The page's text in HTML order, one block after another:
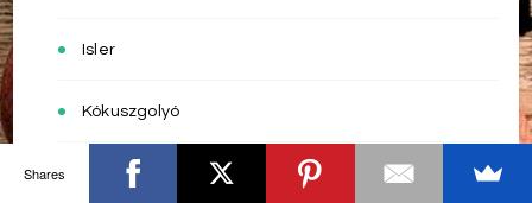
Isler
Kókuszgolyó
Linzer tészta receptek
Shares